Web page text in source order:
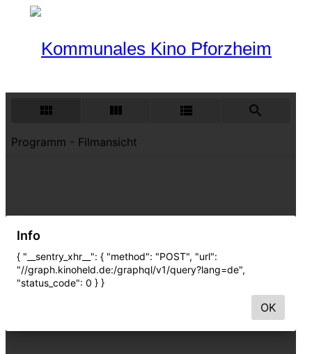
Programm
Nächster Monat